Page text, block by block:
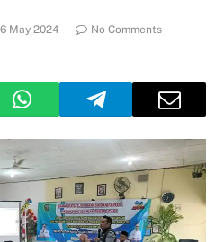
May 2024
No Comments